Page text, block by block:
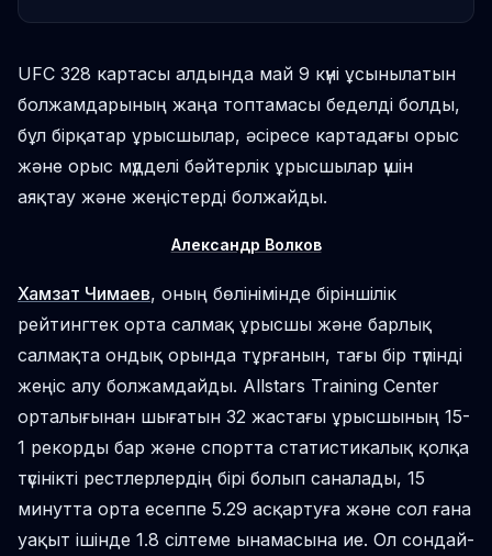
UFC 328 картасы алдында май 9 күні ұсынылатын
болжамдарының жаңа топтамасы беделді болды,
бұл бірқатар ұрысшылар, әсіресе картадағы орыс
және орыс мүдделі бәйтерлік ұрысшылар үшін
аяқтау және жеңістерді болжайды.
Александр Волков
Хамзат Чимаев, оның бөлінімінде біріншілік
рейтингтек орта салмақ ұрысшы және барлық
салмақта ондық орында тұрғанын, тағы бір түпінді
жеңіс алу болжамдайды. Allstars Training Center
орталығынан шығатын 32 жастағы ұрысшының 15-
1 рекорды бар және спортта статистикалық қолқа
түсінікті рестлерлердің бірі болып саналады, 15
минутта орта есеппе 5.29 асқартуға және сол ғана
уақыт ішінде 1.8 сілтеме ынамасына ие. Ол сондай-